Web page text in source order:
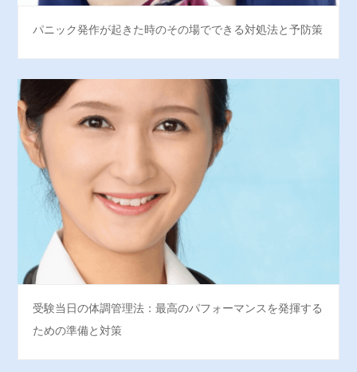
パニック発作が起きた時のその場でできる対処法と予防策
受験当日の体調管理法：最高のパフォーマンスを発揮する
ための準備と対策